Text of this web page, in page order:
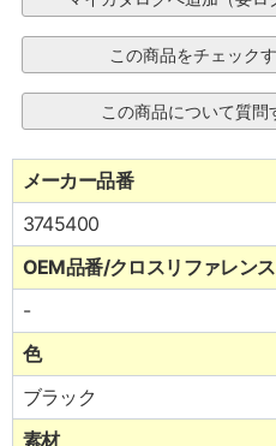
メーカー品番
3745400
OEM品番/クロスリファレンス
-
色
ブラック
素材